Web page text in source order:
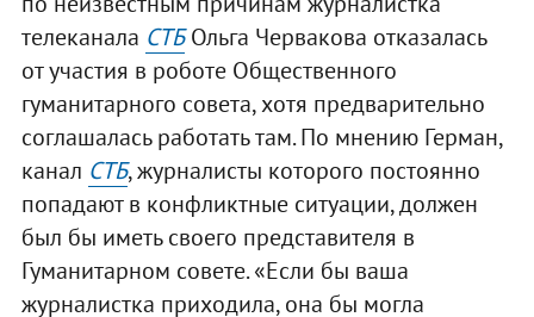
телеканала СТБОльга Червакова отказалась
от участия в роботе Общественного
гуманитарного совета, хотя предварительно
соглашалась работать там. По мнению Герман,
канал СТБ, журналисты которого постоянно
попадают в конфликтные ситуации, должен
был бы иметь своего представителя в
Гуманитарном совете. «Если бы ваша
журналистка приходила, она бы могла